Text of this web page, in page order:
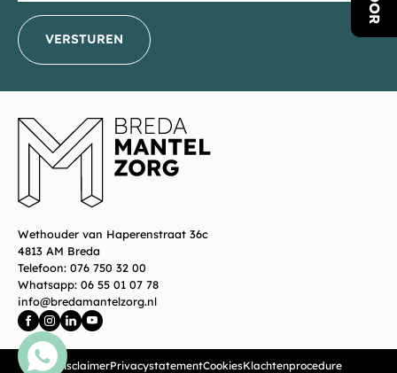
VERSTUREN
Wethouder van Haperenstraat 36c
4813 AM Breda
Telefoon: 076 750 32 00
Whatsapp: 06 55 01 07 78
info@bredamantelzorg.nl
DisclaimerPrivacystatementCookiesKlachtenprocedure